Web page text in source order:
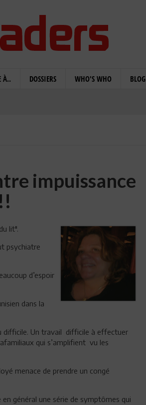
À.. DOSSIERS WHO'S WHO BLOG
impuissance
lit".
psychiatre
d’espoir
dans la
difficile. Un travail difficile à effectuer
qui s’amplifient vu les
menace de prendre un congé
général une série de symptômes qui